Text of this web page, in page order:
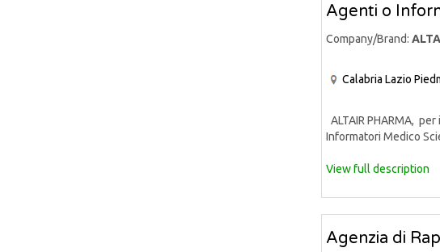
Agenti o
Company/Brand:
Calabria Lazio
ALTAIR PHARMA,
Informatori Medico
View full description
Agenzia di